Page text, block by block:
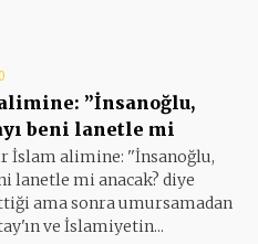
”İnsanoğlu,
beni lanetle mi
İslam alimine: ''İnsanoğlu,
lanetle mi anacak? diye
ama sonra umursamadan
ve İslamiyetin...